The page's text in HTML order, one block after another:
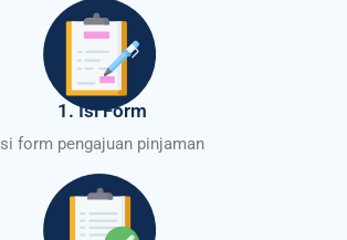
1. Isi Form
Isi form pengajuan pinjaman